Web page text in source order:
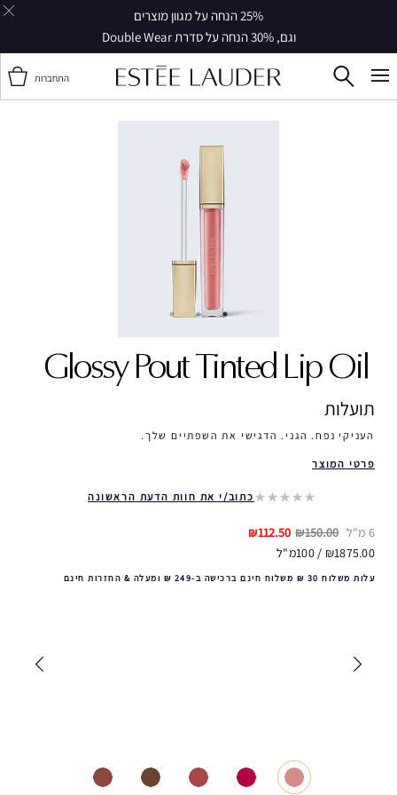
25% הנחה על מגוון מוצרים
וגם, 30% הנחה על סדרת Double Wear
התחברות
Glossy Pout Tinted Lip Oil ‎
תועלות
העניקי נפח. הגני. הדגישי את השפתיים שלך.
פרטי המוצר
כתוב/י את חוות הדעת הראשונה
6 מ"ל ₪150.00
₪112.50
₪1875.00 / 100מ"ל
עלות משלוח 30 ₪ משלוח חינם ברכישה ב-249 ₪ ומעלה & החזרות חינם